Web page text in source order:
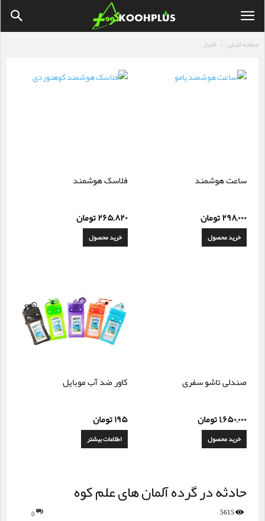
صفحه اصلی اخبار
ساعت هوشمند
۲۹۸,۰۰۰تومان
خرید محصول
فلاسک هوشمند
۲۶۵,۸۲۰تومان
خرید محصول
صندلی تاشو سفری
۱,۶۵۰,۰۰۰تومان
خرید محصول
کاور ضد آب موبایل
۱۹۵تومان
اطلاعات بیشتر
حادثه در گرده آلمان های علم کوه
0 5615